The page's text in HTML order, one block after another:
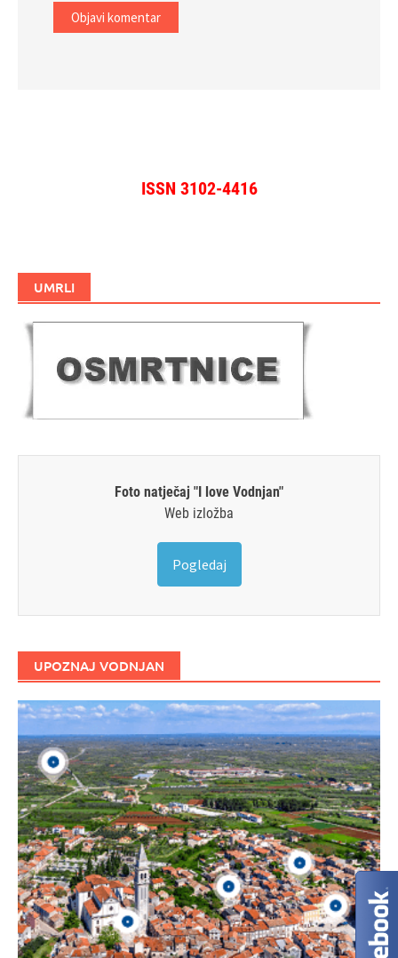
ISSN 3102-4416
UMRLI
Foto natječaj "I love Vodnjan"
Web izložba
Pogledaj
UPOZNAJ VODNJAN